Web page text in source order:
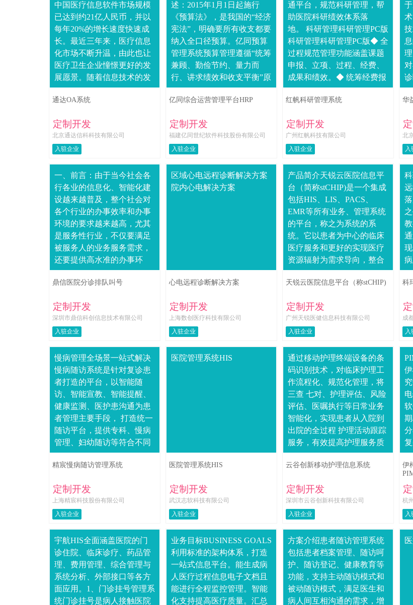
中国医疗信息软件市场规模
已达到约21亿人民币，并以
每年20%的增长速度快速成
长。最近三年来，医疗信息
化市场不断升温，由此也让
医疗卫生企业憧憬更好的发
展愿景。随着信息技术的发
展与医疗卫生事业的深化改
革，医院管理信息化的速度
通达OA系统
定制开发
北京通达信科科技有限公司
入驻企业
述：2015年1月1日起施行
《预算法》，是我国的“经济
宪法”，明确要所有收支都要
纳入全口径预算。亿同预算
管理系统预算管理遵循“统筹
兼顾、勤俭节约、量力而
行、讲求绩效和收支平衡”原
则，实行“谁执行、谁主管、
谁负责、谁编制”，全面落实
亿同综合运营管理平台HRP
定制开发
福建亿同世纪软件科技股份有限公司
入驻企业
通平台，规范科研管理，帮
助医院科研绩效体系落
地。 科研管理科研管理PC版
科研管理科研管理PC版◆ 全
过程规范管理功能涵盖课题
申报、立项、过程、经费、
成果和绩效。◆ 统筹经费报
销流程报批经费预算、报
销，快速查看经费到账情
红帆科研管理系统
定制开发
广州红帆科技有限公司
入驻企业
华
北
入
一、前言：由于当今社会各
行各业的信息化、智能化建
设越来越普及，整个社会对
各个行业的办事效率和办事
环境的要求越来越高，尤其
是服务性行业，不仅要满足
被服务人的业务服务需求，
还要提供高水准的办事环
境、服务质量和效率。例如
医院门诊，现在的患者不....
鼎信医院分诊排队叫号
定制开发
深圳市鼎信科创信息技术有限公司
入驻企业
区域心电远程诊断解决方案
院内心电解决方案
心电远程诊断解决方案
定制开发
上海数创医疗科技有限公司
入驻企业
产品简介天锐云医院信息平
台（简称stCHIP)是一个集成
包括HIS、LIS、PACS、
EMR等所有业务、管理系统
的平台，称之为系统的系
统。它以患者为中心的临床
医疗服务和更好的实现医疗
资源辐射为需求导向，整合
基于电子病历的医院信息平
台，依托云计算和移动互联
天锐云医院信息平台（称stCHIP)
定制开发
广州天锐医健信息科技有限公司
入驻企业
科
成
入
慢病管理全场景一站式解决
慢病随访系统是针对复诊患
者打造的平台，以智能随
访、智能宣教、智能提醒、
健康监测、医护患沟通为患
者管理主要手段， 打造统一
随访平台，提供专科、慢病
管理、妇幼随访等符合不同
应用场景的解决方案。随访
管理-围产抑郁科研随访
精宸慢病随访管理系统
定制开发
上海精宸科技股份有限公司
入驻企业
医院管理系统HIS
医院管理系统HIS
定制开发
武汉志软科技有限公司
入驻企业
通过移动护理终端设备的条
码识别技术，对临床护理工
作流程化、规范化管理，将
三查 七对、护理评估、风险
评估、医嘱执行等日常业务
智能化，实现患者从入院到
出院的全过程 护理活动跟踪
服务，有效提高护理服务质
量和工作效率。量化护理操
作，为护士的绩效考核 提供
云谷创新移动护理信息系统
定制开发
深圳市云谷创新科技有限公司
入驻企业
伊
杭
入
宇航HIS全面涵盖医院的门
诊住院、临床诊疗、药品管
理、费用管理、综合管理与
系统分析、外部接口等各方
面应用。1、门诊挂号管理系
统门诊挂号是病人接触医院
业务目标BUSINESS GOALS
利用标准的架构体系，打造
一站式信息平台。能生成病
人医疗过程信息电子文档且
能进行全程监控管理。智能
化支持提高医疗质量。汇总
方案介绍患者随访管理系统
包括患者档案管理、随访呵
护、随访登记、健康教育等
功能，支持主动随访模式和
被动随访模式，满足医生和
病人间互相沟通的需求，增